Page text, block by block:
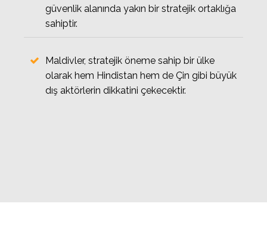
güvenlik alanında yakın bir stratejik ortaklığa
sahiptir.
Maldivler, stratejik öneme sahip bir ülke
olarak hem Hindistan hem de Çin gibi büyük
dış aktörlerin dikkatini çekecektir.